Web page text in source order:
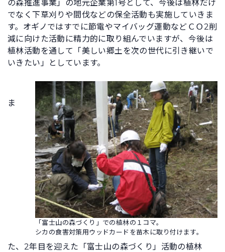
の森推進事業」の地元企業第1号として、今後は植林だけ
でなく下草刈りや間伐などの保全活動も実施していきま
す。オギノではすでに節電やマイバッグ運動などＣＯ2削
減に向けた活動に精力的に取り組んでいますが、今後は
植林活動を通して「美しい郷土を次の世代に引き継いで
いきたい」としています。
「富士山の森づくり」での植林の１コマ。
シカの食害対策用ウッドカードを苗木に取り付けます。
ま
た、2年目を迎えた「富士山の森づくり」活動の植林